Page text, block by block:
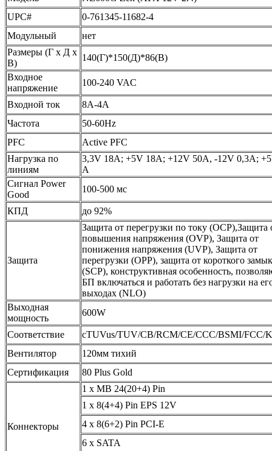
UPC#
0-761345-11682-4
Модульный
нет
Размеры (Г x Д x
В)
140(Г)*150(Д)*86(В)
Входное
напряжение
100-240 VAC
Входной ток
8A-4A
Частота
50-60Hz
PFC
Active PFC
Нагрузка по
линиям
3,3V 18A; +5V 18A; +12V 50A, -12V 0,3A;
A
Сигнал Power
Good
100-500 мс
КПД до 92%
Защита
Защита от перегрузки по току (OCP),Защита
повышения напряжения (OVP), Защита от
понижения напряжения (UVP), Защита от
перегрузки (OPP), защита от короткого
(SCP), конструктивная особенность,
БП включаться и работать без нагрузки на
выходах (NLO)
Выходная
мощность
600W
Соответствие
cTUVus/TUV/CB/RCM/CE/CCC/BSMI/FCC/
Вентилятор
120мм тихий
Сертификация
80 Plus Gold
Коннекторы
1 x MB 24(20+4) Pin
1 x 8(4+4) Pin EPS 12V
4 x 8(6+2) Pin PCI-E
6 x SATA